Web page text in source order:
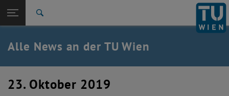
TU Login
Quicklinks
Quicklinks-Menü umschalten
Studium
Karriere
Zurück: Subseiten von TU Wien Startseite auflisten
Zurück zur letzten Ebene:
TU Wien Startseite
Alle News an der TU Wien
23. Oktober 2019